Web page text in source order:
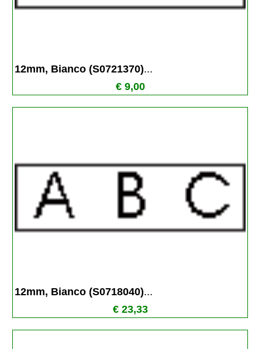
12mm, Bianco (S0721370)...
€ 9,00
12mm, Bianco (S0718040)...
€ 23,33